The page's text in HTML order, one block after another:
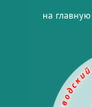
на главную